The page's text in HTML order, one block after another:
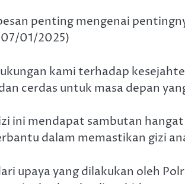
penting mengenai
01/2025)
kami terhadap
cerdas untuk masa depan
ini mendapat sambutan
dalam memastikan gizi
upaya yang dilakukan oleh